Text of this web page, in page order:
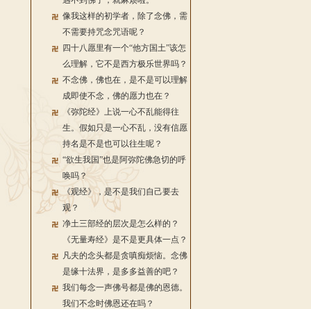
像我这样的初学者，除了念佛，需
不需要持咒念咒语呢？
四十八愿里有一个“他方国土”该怎
么理解，它不是西方极乐世界吗？
不念佛，佛也在，是不是可以理解
成即使不念，佛的愿力也在？
《弥陀经》上说一心不乱能得往
生。假如只是一心不乱，没有信愿
持名是不是也可以往生呢？
“欲生我国”也是阿弥陀佛急切的呼
唤吗？
《观经》，是不是我们自己要去
观？
净土三部经的层次是怎么样的？
《无量寿经》是不是更具体一点？
凡夫的念头都是贪嗔痴烦恼。念佛
是缘十法界，是多多益善的吧？
我们每念一声佛号都是佛的恩德。
我们不念时佛恩还在吗？